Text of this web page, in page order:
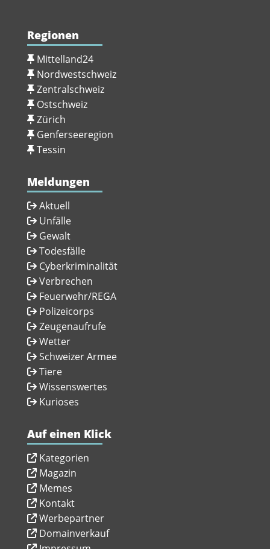
Regionen
Mittelland24
Nordwestschweiz
Zentralschweiz
Ostschweiz
Zürich
Genferseeregion
Tessin
Meldungen
Aktuell
Unfälle
Gewalt
Todesfälle
Cyberkriminalität
Verbrechen
Feuerwehr/REGA
Polizeicorps
Zeugenaufrufe
Wetter
Schweizer Armee
Tiere
Wissenswertes
Kurioses
Auf einen Klick
Kategorien
Magazin
Memes
Kontakt
Werbepartner
Domainverkauf